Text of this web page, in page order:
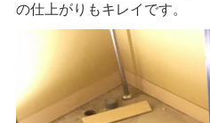
の仕上がりもキレイです。